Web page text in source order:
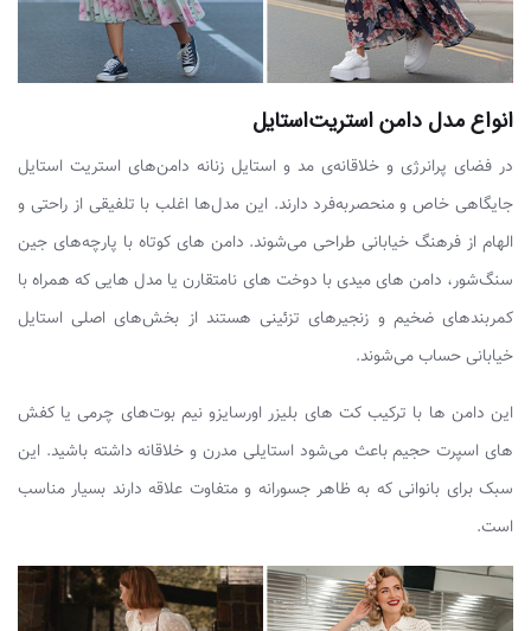
انواع مدل دامن استریت‌استایل
در فضای پرانرژی و خلاقانه‌ی مد و استایل زنانه دامن‌های استریت استایل
جایگاهی خاص و منحصربه‌فرد دارند. این مدل‌ها اغلب با تلفیقی از راحتی و
الهام از فرهنگ خیابانی طراحی می‌شوند. دامن های کوتاه با پارچه‌های جین
سنگ‌شور، دامن های میدی با دوخت های نامتقارن یا مدل هایی که همراه با
کمربندهای ضخیم و زنجیرهای تزئینی هستند از بخش‌های اصلی استایل
خیابانی حساب می‌شوند.
این دامن ها با ترکیب کت های بلیزر اورسایزو نیم بوت‌های چرمی یا کفش
های اسپرت حجیم باعث می‌شود استایلی مدرن و خلاقانه داشته باشید. این
سبک برای بانوانی که به ظاهر جسورانه و متفاوت علاقه دارند بسیار مناسب
است.